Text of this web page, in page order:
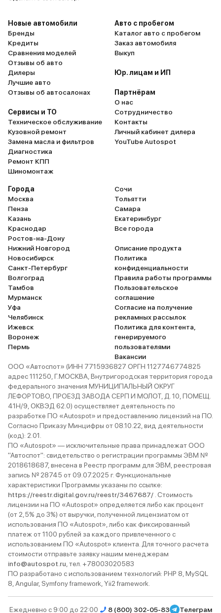
вместо «включи обогрев
сидений» он включает радио на
полную громкость, а CarPlay
вылетает так часто, что я уже
научился перезагружать систему
на ходу. Подвеска в
«спортивном» режиме жёсткая,
как у карта — переключил на
«комфорт», но на лежачих
полицейских всё равно
подбрасывает. Дети смеются:
«Пап, ты нас на аттракционе
катаешь?» Белый пластик в
салоне — ошибка: через неделю
после покупки он покрылся
отпечатками детских рук. Теперь
в каждом кармане — влажные
салфетки, как в детском саду. А
левый подрулевой переключатель
— головоломка: чтобы включить
дворники, надо нащупать три
кнопки, будто разминируешь
бомбу. За полгода накатали 12
путешествия на Байкал. Машина
не подводила: только ТО раз в 10
тыс. км, никаких поломок. Для
семьи из пяти человек —
идеально, если не считать
тесноты третьего ряда. Соседи
на Volvo XC90 крутят носом:
«Зачем брали китайца?»
Отвечаю: «За те же деньги —
вдвое больше опций и место для
собаки». Ставлю 4/5: электронику
надо дорабатывать, но в целом —
лучший выбор для тех, кому
важнее пространство, а не лейбл
на радиаторе. П.С. Совет:
проверяйте давление в шинах.
После покупки машину вело
вправо — оказалось, дилер
накачал колёса до 3.0. Спустил
до 2.3 — теперь едет ровно, как
по рельсам. А ещё для семейных:
купите чехлы на сиденья — дети
и собака несовместимы с белой
тканью.
Новые автомобили
Бренды
Кредиты
Сравнения моделей
Отзывы об авто
Дилеры
Лучшие авто
Отзывы об автосалонах
Сервисы и ТО
Техническое обслуживание
Кузовной ремонт
Замена масла и фильтров
Диагностика
Ремонт КПП
Шиномонтаж
Авто с пробегом
Каталог авто с пробегом
Заказ автомобиля
Выкуп
Юр. лицам и ИП
Партнёрам
О нас
Сотрудничество
Контакты
Личный кабинет дилера
YouTube Autospot
Города
Москва
Пенза
Казань
Краснодар
Ростов-на-Дону
Нижний Новгород
Новосибирск
Санкт-Петербург
Волгоград
Тамбов
Мурманск
Уфа
Челябинск
Ижевск
Воронеж
Пермь
Сочи
Тольятти
Самара
Екатеринбург
Все города
Описание продукта
Политика
конфиденциальности
Правила работы программы
Пользовательское
соглашение
Согласие на получение
рекламных рассылок
Политика для контента,
генерируемого
пользователями
Вакансии
ООО «Автоспот» (ИНН 7715936827 ОРГН 1127746774825
адрес 111250, Г.МОСКВА, Внутригородская территория города
федерального значения МУНИЦИПАЛЬНЫЙ ОКРУГ
ЛЕФОРТОВО, ПРОЕЗД ЗАВОДА СЕРП И МОЛОТ, Д. 10, ПОМЕЩ.
41Н/9, ОКВЭД 62.0) осуществляет деятельность по
разработке ПО «Autospot» и предоставлению лицензий на ПО.
Согласно Приказу Минцифры от 08.10.22, вид деятельности
(код): 2.01.
ПО «Autospot» — исключительные права принадлежат ООО
"Автоспот": свидетельство о регистрации программы ЭВМ №
2018618687, внесена в Реестр программ для ЭВМ, реестровая
запись № 28745 от 09.07.2025 г. Функциональные
характеристики Программы указаны по ссылке:
https://reestr.digital.gov.ru/reestr/3467687/ . Стоимость
лицензии на ПО «Autospot» определяется либо как процент
(от 2,5% до 3%) от выручки, полученной лицензиатом от
использования ПО «Autospot», либо как фиксированный
платеж от 1100 рублей за каждого привлеченного с
использованием ПО «Autospot» клиента. Для точного расчета
стоимости отправьте заявку нашим менеджерам
info@autospot.ru , тел. +78003020583
ПО разработано с использованием технологий: PHP 8, MySQL
8, Angular, Symfony framework, Yii2 framework.
Ежедневно с 9:00 до 22:00 8 (800) 302-05-83 Телеграм